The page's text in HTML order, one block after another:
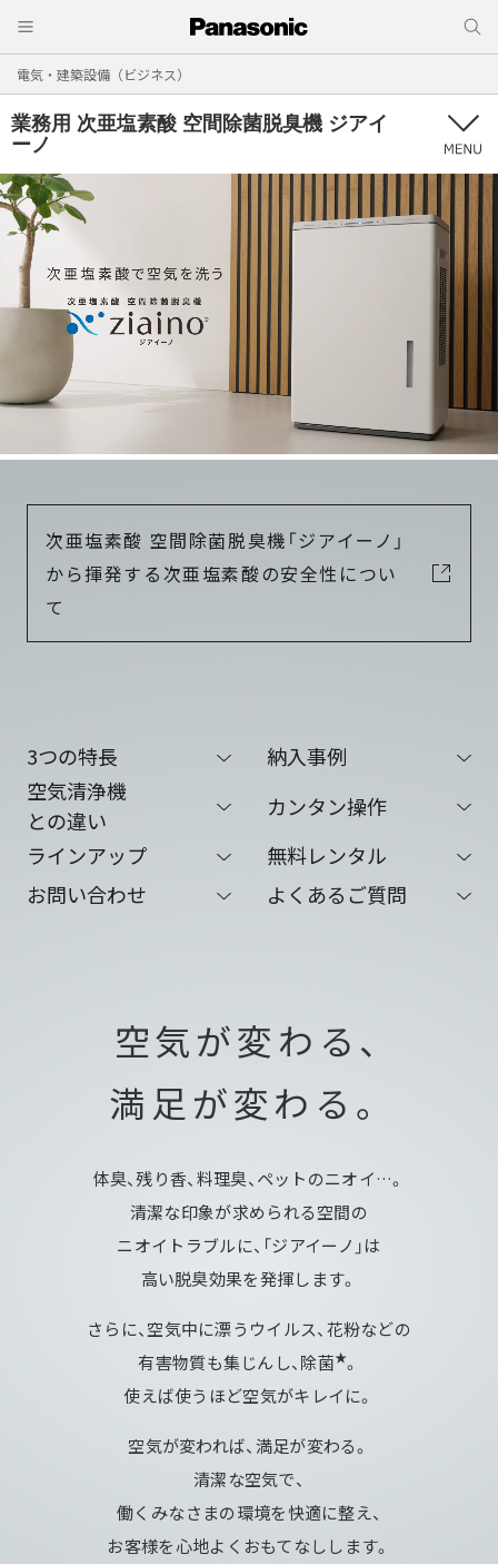
電気・建築設備（ビジネス）
業務用 次亜塩素酸 空間除菌脱臭機 ジアイ
ーノ
ジアイーノ
次亜塩素酸 空間除菌脱臭機「ジアイーノ」
から揮発する次亜塩素酸の安全性につい
て
3つの特長
納入事例
空気清浄機
との違い
カンタン操作
ラインアップ
無料レンタル
お問い合わせ
よくあるご質問
空気が変わる、
満足が変わる。
体臭、残り香、料理臭、ペットのニオイ…。
清潔な印象が求められる空間の
ニオイトラブルに、 「ジアイーノ」は
高い脱臭効果を発揮します。
さらに、空気中に漂うウイルス、花粉などの
有害物質も集じんし、除菌★。
使えば使うほど空気がキレイに。
空気が変われば、満足が変わる。
清潔な空気で、
働くみなさまの環境を快適に整え、
お客様を心地よくおもてなしします。